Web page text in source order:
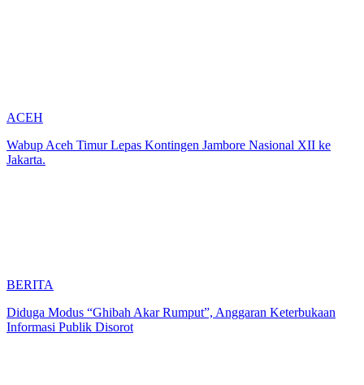
ACEH
Wabup Aceh Timur Lepas Kontingen Jambore Nasional XII ke
Jakarta.
BERITA
Diduga Modus “Ghibah Akar Rumput”, Anggaran Keterbukaan
Informasi Publik Disorot